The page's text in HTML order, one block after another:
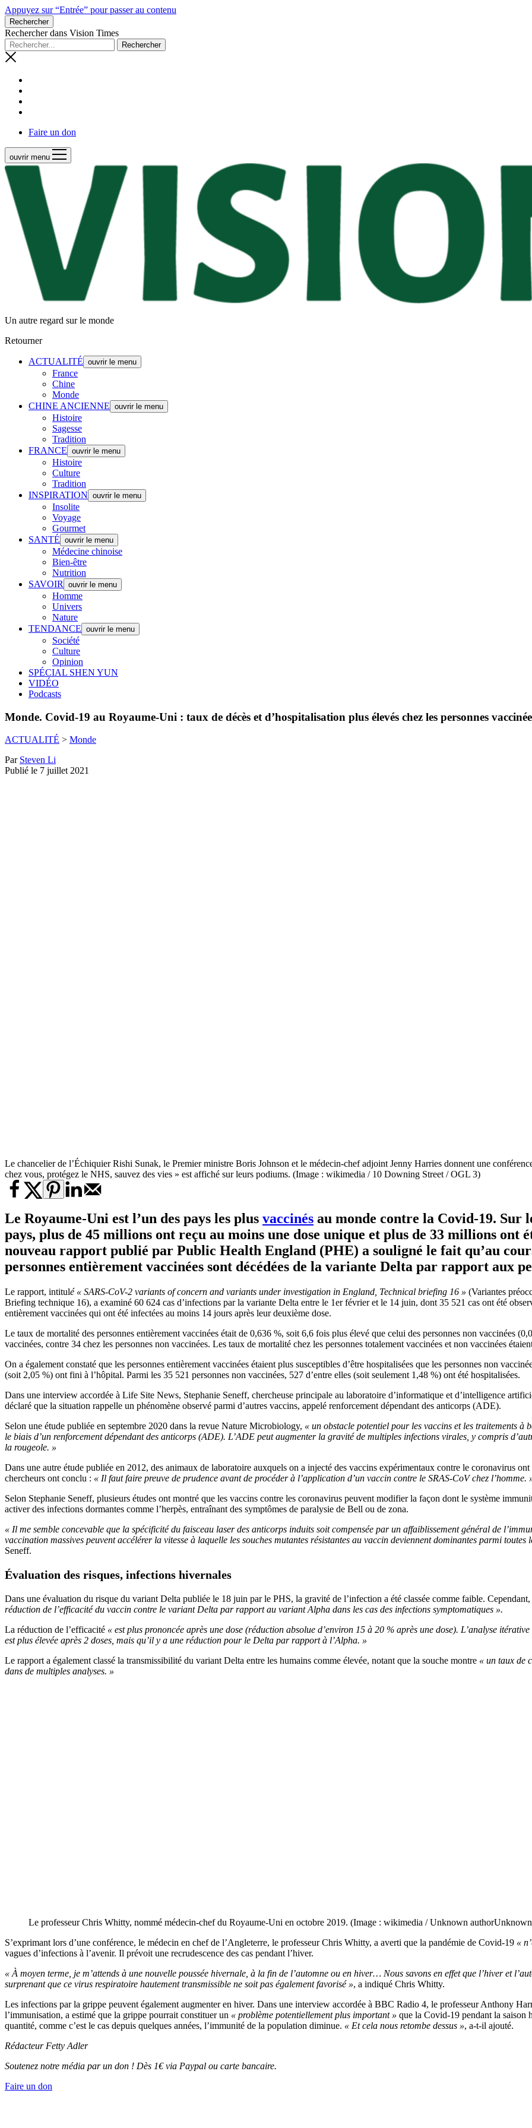
Appuyez sur “Entrée” pour passer au contenu
Rechercher
Rechercher dans Vision Times
Faire un don
ouvrir menu
Un autre regard sur le monde
Retourner
ACTUALITÉ ouvrir le menu
France
Chine
Monde
CHINE ANCIENNE ouvrir le menu
Histoire
Sagesse
Tradition
FRANCE ouvrir le menu
Histoire
Culture
Tradition
INSPIRATION ouvrir le menu
Insolite
Voyage
Gourmet
SANTÉ ouvrir le menu
Médecine chinoise
Bien-être
Nutrition
SAVOIR
ouvrir le menu
Homme
Univers
Nature
TENDANCE ouvrir le menu
Société
Culture
Opinion
SPÉCIAL SHEN YUN
VIDÉO
Podcasts
Monde. Covid-19 au Royaume-Uni : taux de décès et d’hospitalisation plus élevés chez les personnes
ACTUALITÉ > Monde
Par Steven Li
Publié le 7 juillet 2021
Le chancelier de l’Échiquier Rishi Sunak, le Premier ministre Boris Johnson et le médecin-chef adjoint Jenny Harries donnent une
chez vous, protégez le NHS, sauvez des vies » est affiché sur leurs podiums. (Image : wikimedia / 10 Downing Street / OGL 3)
Le Royaume-Uni est l’un des pays les plus vaccinés au monde contre la Covid-19. Sur
pays, plus de 45 millions ont reçu au moins une dose unique et plus de 33 millions ont
nouveau rapport publié par Public Health England (PHE) a souligné le fait qu’au
personnes entièrement vaccinées sont décédées de la variante Delta par rapport aux
Le rapport, intitulé « SARS-CoV-2 variants of concern and variants under investigation in England, Technical briefing 16 » (Variantes
Briefing technique 16), a examiné 60 624 cas d’infections par la variante Delta entre le 1er février et le 14 juin, dont 35 521 cas ont été
entièrement vaccinées qui ont été infectées au moins 14 jours après leur deuxième dose.
Le taux de mortalité des personnes entièrement vaccinées était de 0,636 %, soit 6,6 fois plus élevé que celui des personnes non vaccinées
vaccinées, contre 34 chez les personnes non vaccinées. Les taux de mortalité chez les personnes totalement vaccinées et non vaccinées
On a également constaté que les personnes entièrement vaccinées étaient plus susceptibles d’être hospitalisées que les personnes non
(soit 2,05 %) ont fini à l’hôpital. Parmi les 35 521 personnes non vaccinées, 527 d’entre elles (soit seulement 1,48 %) ont été hospitalisées.
Dans une interview accordée à Life Site News, Stephanie Seneff, chercheuse principale au laboratoire d’informatique et d’intelligence
déclaré que la situation rappelle un phénomène observé parmi d’autres vaccins, appelé renforcement dépendant des anticorps (ADE).
Selon une étude publiée en septembre 2020 dans la revue Nature Microbiology, « un obstacle potentiel pour les vaccins et les traitements à
le biais d’un renforcement dépendant des anticorps (ADE). L’ADE peut augmenter la gravité de multiples infections virales, y compris
la rougeole. »
Dans une autre étude publiée en 2012, des animaux de laboratoire auxquels on a injecté des vaccins expérimentaux contre le coronavirus
chercheurs ont conclu : « Il faut faire preuve de prudence avant de procéder à l’application d’un vaccin contre le SRAS-CoV chez l’homme.
Selon Stephanie Seneff, plusieurs études ont montré que les vaccins contre les coronavirus peuvent modifier la façon dont le système
activer des infections dormantes comme l’herpès, entraînant des symptômes de paralysie de Bell ou de zona.
« Il me semble concevable que la spécificité du faisceau laser des anticorps induits soit compensée par un affaiblissement général de
vaccination massives peuvent accélérer la vitesse à laquelle les souches mutantes résistantes au vaccin deviennent dominantes parmi
Seneff.
Évaluation des risques, infections hivernales
Dans une évaluation du risque du variant Delta publiée le 18 juin par le PHS, la gravité de l’infection a été classée comme faible. Cependant,
réduction de l’efficacité du vaccin contre le variant Delta par rapport au variant Alpha dans les cas des infections symptomatiques ».
La réduction de l’efficacité « est plus prononcée après une dose (réduction absolue d’environ 15 à 20 % après une dose). L’analyse
est plus élevée après 2 doses, mais qu’il y a une réduction pour le Delta par rapport à l’Alpha. »
Le rapport a également classé la transmissibilité du variant Delta entre les humains comme élevée, notant que la souche montre « un taux de
dans de multiples analyses. »
Le professeur Chris Whitty, nommé médecin-chef du Royaume-Uni en octobre 2019. (Image : wikimedia / Unknown
S’exprimant lors d’une conférence, le médecin en chef de l’Angleterre, le professeur Chris Whitty, a averti que la pandémie de Covid-19 «
vagues d’infections à l’avenir. Il prévoit une recrudescence des cas pendant l’hiver.
« À moyen terme, je m’attends à une nouvelle poussée hivernale, à la fin de l’automne ou en hiver… Nous savons en effet que l’hiver et
surprenant que ce virus respiratoire hautement transmissible ne soit pas également favorisé », a indiqué Chris Whitty.
Les infections par la grippe peuvent également augmenter en hiver. Dans une interview accordée à BBC Radio 4, le professeur Anthony
l’immunisation, a estimé que la grippe pourrait constituer un « problème potentiellement plus important » que la Covid-19 pendant la saison
quantité, comme c’est le cas depuis quelques années, l’immunité de la population diminue. « Et cela nous retombe dessus », a-t-il ajouté.
RédacteurFetty Adler
Soutenez notre média par un don ! Dès 1€ via Paypal ou carte bancaire.
Faire un don